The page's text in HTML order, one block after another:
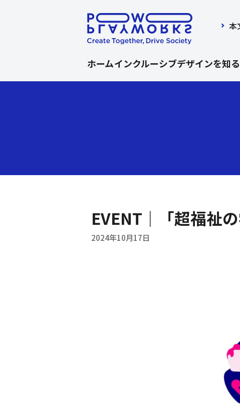
本
ホームインクルーシブデザインを知る
EVENT｜「超福祉
2024年10月17日